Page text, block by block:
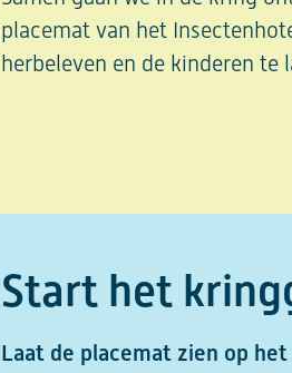
placemat van het
herbeleven en de kinderen te
Start het
Laat de placemat zien op